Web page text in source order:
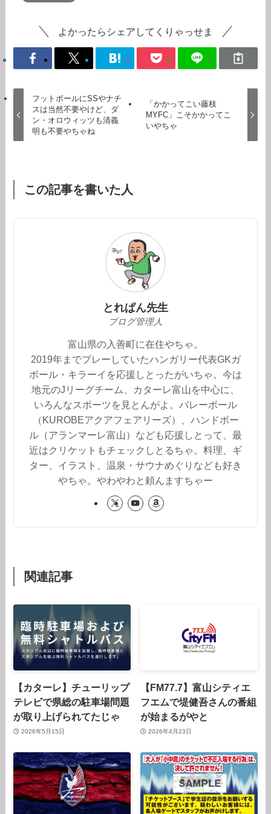
よかったらシェアしてくりゃっせま
フットボールにSSやナチ
スは当然不要やけど、ダ
ン・オロウィッツも清義
明も不要やちゃね
「かかってこい藤枝
MYFC」こそかかってこ
いやちゃ
この記事を書いた人
とれぱん先生
ブログ管理人
富山県の入善町に在住やちゃ。
2019年までプレーしていたハンガリー代表GKガ
ボール・キラーイを応援しとったがいちゃ。今は
地元のJリーグチーム、カターレ富山を中心に、
いろんなスポーツを見とんがよ。バレーボール
（KUROBEアクアフェアリーズ）、ハンドボー
ル（アランマーレ富山）なども応援しとって、最
近はクリケットもチェックしとるちゃ。料理、ギ
ター、イラスト、温泉・サウナめぐりなども好き
やちゃ。やわやわと頼んますちゃー
関連記事
【カターレ】チューリップ
テレビで県総の駐車場問題
が取り上げられてたじゃ
2026年5月15日
【FM77.7】富山シティエ
フエムで堤健吾さんの番組
が始まるがやと
2026年4月23日